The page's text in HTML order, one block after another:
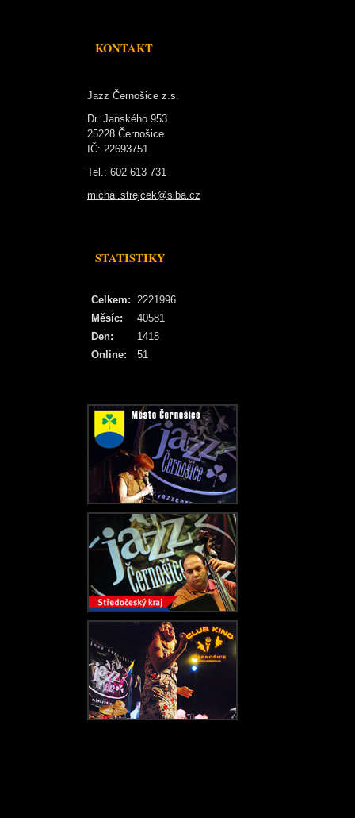
KONTAKT
Jazz Černošice z.s.
Dr. Janského 953
25228 Černošice
IČ: 22693751
Tel.: 602 613 731
michal.strejcek@siba.cz
STATISTIKY
Online: 51
Celkem: 2221996
Měsíc:
40581
Den:
1418